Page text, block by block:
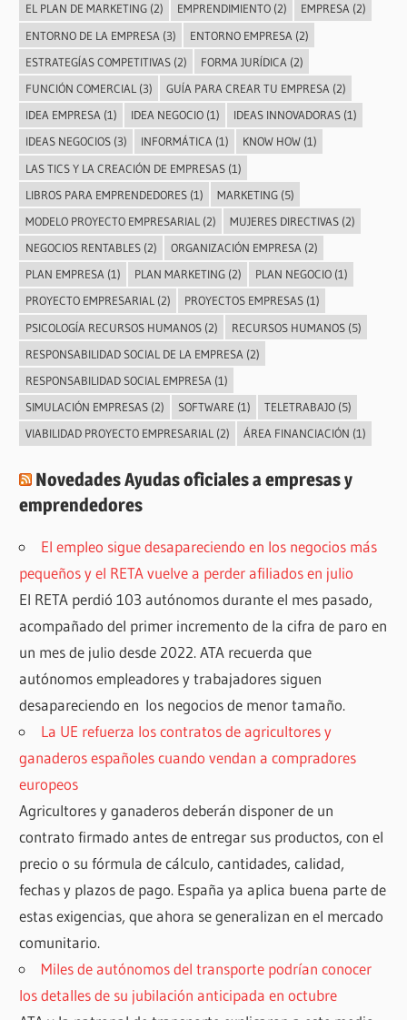
EL PLAN DE MARKETING(2) EMPRENDIMIENTO(2) EMPRESA(2)
ENTORNO DE LA EMPRESA (3) ENTORNO EMPRESA (2)
ESTRATEGÍAS COMPETITIVAS(2) FORMA JURÍDICA (2)
FUNCIÓN COMERCIAL (3) GUÍA PARA CREAR TU EMPRESA (2)
IDEA EMPRESA (1) IDEA NEGOCIO(1) IDEAS INNOVADORAS(1)
IDEAS NEGOCIOS(3) INFORMÁTICA(1) KNOW HOW(1)
LAS TICS Y LA CREACIÓN DE EMPRESAS(1)
LIBROS PARA EMPRENDEDORES(1) MARKETING(5)
MODELO PROYECTO EMPRESARIAL (2) MUJERES DIRECTIVAS(2)
NEGOCIOS RENTABLES(2) ORGANIZACIÓN EMPRESA (2)
PLAN EMPRESA(1) PLAN MARKETING(2) PLAN NEGOCIO(1)
PROYECTO EMPRESARIAL(2) PROYECTOS EMPRESAS(1)
PSICOLOGÍA RECURSOS HUMANOS(2) RECURSOS HUMANOS(5)
RESPONSABILIDAD SOCIAL DE LA EMPRESA (2)
RESPONSABILIDAD SOCIAL EMPRESA (1)
SIMULACIÓN EMPRESAS(2) SOFTWARE (1) TELETRABAJO(5)
VIABILIDAD PROYECTO EMPRESARIAL(2) ÁREA FINANCIACIÓN (1)
Novedades Ayudas oficiales a empresas y
emprendedores
El empleo sigue desapareciendo en los negocios más
pequeños y el RETA vuelve a perder afiliados en julio
El RETA perdió 103 autónomos durante el mes pasado,
acompañado del primer incremento de la cifra de paro en
un mes de julio desde 2022. ATA recuerda que
autónomos empleadores y trabajadores siguen
desapareciendo en los negocios de menor tamaño.
La UE refuerza los contratos de agricultores y
ganaderos españoles cuando vendan a compradores
europeos
Agricultores y ganaderos deberán disponer de un
contrato firmado antes de entregar sus productos, con el
precio o su fórmula de cálculo, cantidades, calidad,
fechas y plazos de pago. España ya aplica buena parte de
estas exigencias, que ahora se generalizan en el mercado
comunitario.
Miles de autónomos del transporte podrían conocer
los detalles de su jubilación anticipada en octubre